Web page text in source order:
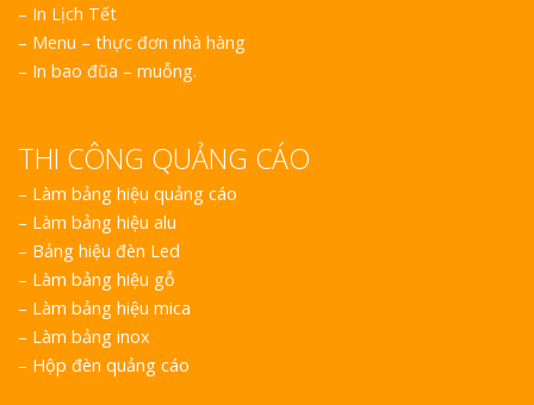
– In Lịch Tết
– Menu – thực đơn nhà hàng
– In bao đũa – muỗng.
THI CÔNG QUẢNG CÁO
– Làm bảng hiệu quảng cáo
– Làm bảng hiệu alu
– Bảng hiệu đèn Led
– Làm bảng hiệu gỗ
– Làm bảng hiệu mica
– Làm bảng inox
– Hộp đèn quảng cáo